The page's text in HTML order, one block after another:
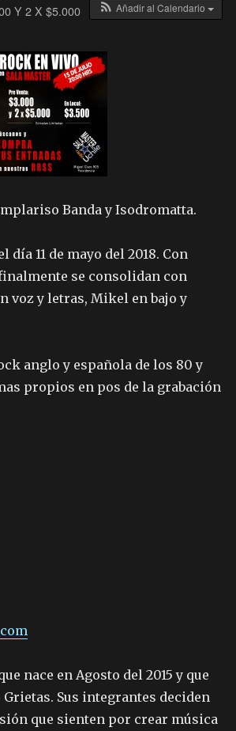
Añadir al Calendario
Y 2 X $5.000
Banda y Isodromatta.
11 de mayo del 2018. Con
se consolidan con
voz y letras, Mikel en bajo y
anglo y española de los 80 y
propios en pos de la grabación
nace en Agosto del 2015 y que
Sus integrantes deciden
que sienten por crear música